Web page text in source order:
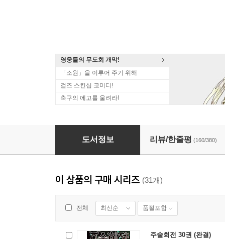
영웅들의 무도회 개막!
「소원」을 이루어 주기 위해
걸즈 스킨십 코미디!
축구의 에고를 울려라!
주술회전 14권
도서정보 리뷰/한줄평 (160/380)
이 상품의 구매 시리즈 (31개)
전체 최신순 품절포함
주술회전 30권 (완결)